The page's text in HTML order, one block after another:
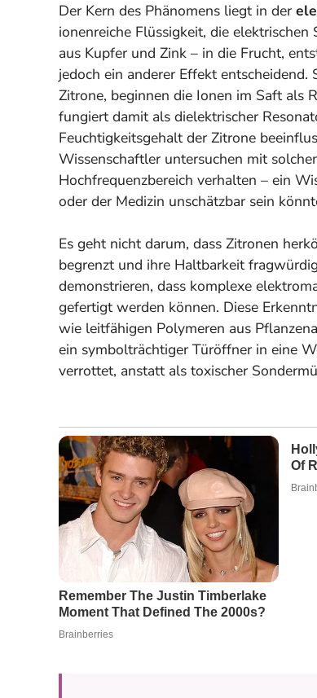
Der Kern des Phänomens liegt in der
ionenreiche Flüssigkeit, die
aus Kupfer und Zink – in die Frucht,
jedoch ein anderer Effekt
Zitrone, beginnen die Ionen im Saft als
fungiert damit als dielektrischer
Feuchtigkeitsgehalt der Zitrone
Wissenschaftler untersuchen mit
Hochfrequenzbereich verhalten – ein
oder der Medizin unschätzbar sein
Es geht nicht darum, dass Zitronen
begrenzt und ihre Haltbarkeit
demonstrieren, dass komplexe
gefertigt werden können. Diese
wie leitfähigen Polymeren aus
ein symbolträchtiger Türöffner in eine
verrottet, anstatt als toxischer